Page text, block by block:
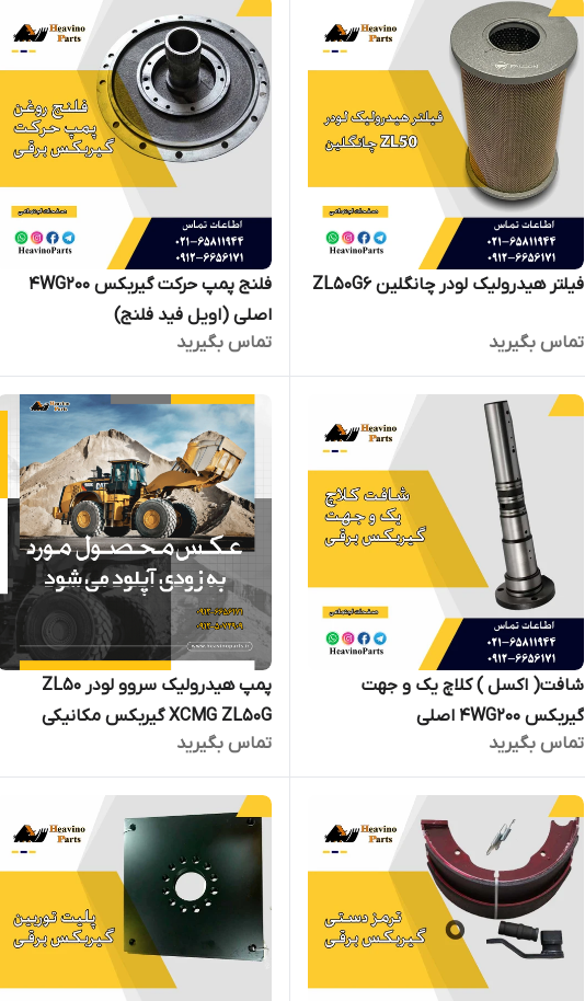
فیلتر هیدرولیک لودر چانگلین ZL50G6
تماس بگیرید
فلنج پمپ حرکت گیربکس 4WG200
اصلی (اویل فید فلنج)
تماس بگیرید
شافت( اکسل ) کلاچ یک و جهت
گیربکس 4WG200 اصلی
تماس بگیرید
پمپ هیدرولیک سروو لودر ZL50
XCMG ZL50G گیربکس مکانیکی
تماس بگیرید